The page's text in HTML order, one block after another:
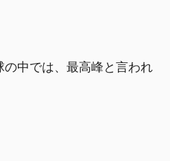
中では、最高峰と言われ